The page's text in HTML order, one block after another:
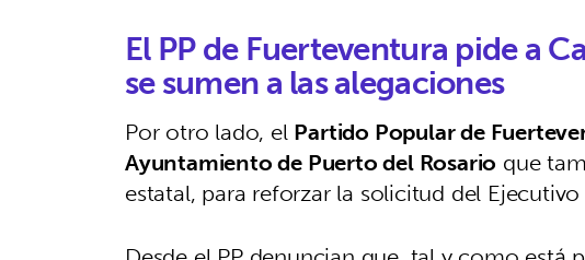
El PP de Fuerteventura pide a
se sumen a las alegaciones
Por otro lado, elPartido Popular de
Ayuntamiento de Puerto del Rosario que
estatal, para reforzar la solicitud del